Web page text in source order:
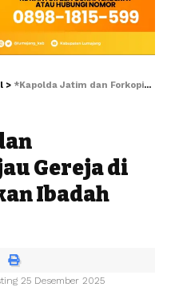
> *Kapolda Jatim dan Forkopimda Tinjau Gereja di Surabaya, Pastikan Ibadah Natal Aman*
Gereja di
Ibadah
25 Desember 2025